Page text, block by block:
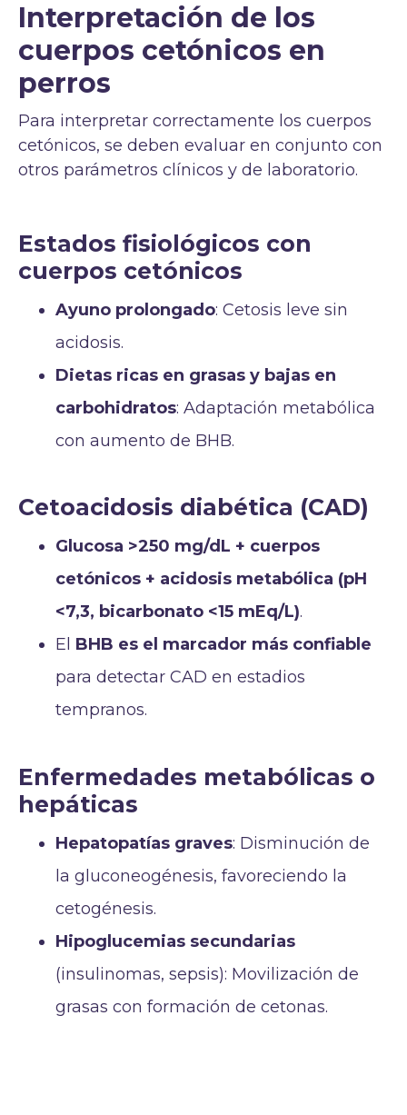
Interpretación de los
cuerpos cetónicos en
perros
Para interpretar correctamente los cuerpos
cetónicos, se deben evaluar en conjunto con
otros parámetros clínicos y de laboratorio.
Estados fisiológicos con
cuerpos cetónicos
Ayuno prolongado: Cetosis leve sin
acidosis.
Dietas ricas en grasas y bajas en
carbohidratos: Adaptación metabólica
con aumento de BHB.
Cetoacidosis diabética (CAD)
Glucosa >250 mg/dL + cuerpos
cetónicos + acidosis metabólica (pH
<7,3, bicarbonato <15 mEq/L).
El BHB es el marcador más confiable
para detectar CAD en estadios
tempranos.
Enfermedades metabólicas o
hepáticas
Hepatopatías graves: Disminución de
la gluconeogénesis, favoreciendo la
cetogénesis.
Hipoglucemias secundarias
(insulinomas, sepsis): Movilización de
grasas con formación de cetonas.